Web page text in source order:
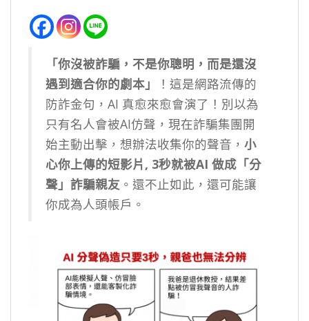
「你沒被詐騙，不是你聰明，而是還沒
遇到適合你的劇本」
！這是網路流傳的
防詐金句，AI 真愈來愈會演了！別以為
只有名人會被AI仿聲，現在詐騙集團開
始主動出擊，想辦法收集你的聲音， 小
心你上傳的短影片, 3秒就被AI 做成「分
聲」詐騙親友 。還不止如此，還可能讓
你成為人頭帳戶。